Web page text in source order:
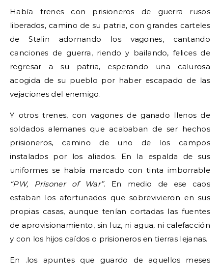
Había trenes con prisioneros de guerra rusos
liberados, camino de su patria, con grandes carteles
de Stalin adornando los vagones, cantando
canciones de guerra, riendo y bailando, felices de
regresar a su patria, esperando una calurosa
acogida de su pueblo por haber escapado de las
vejaciones del enemigo.
Y otros trenes, con vagones de ganado llenos de
soldados alemanes que acababan de ser hechos
prisioneros, camino de uno de los campos
instalados por los aliados. En la espalda de sus
uniformes se había marcado con tinta imborrable
“PW, Prisoner of War”. En medio de ese caos
estaban los afortunados que sobrevivieron en sus
propias casas, aunque tenían cortadas las fuentes
de aprovisionamiento, sin luz, ni agua, ni calefacción
y con los hijos caídos o prisioneros en tierras lejanas.
En .los apuntes que guardo de aquellos meses